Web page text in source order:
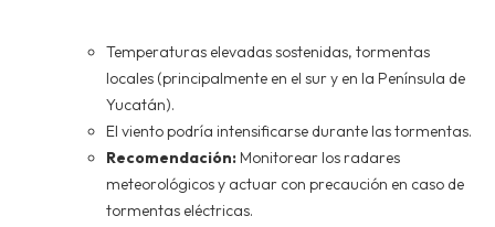
Temperaturas elevadas sostenidas, tormentas
locales (principalmente en el sur y en la Península de
Yucatán).
El viento podría intensificarse durante las tormentas.
Recomendación: Monitorear los radares
meteorológicos y actuar con precaución en caso de
tormentas eléctricas.